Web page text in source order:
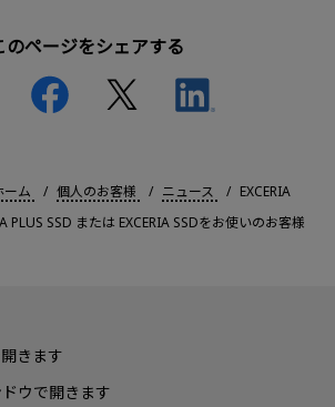
のページをシェアする
ーム 個人のお客様 ニュース
EXCERIA
PLUS SSD または EXCERIA SSDをお使いのお客様
きます
ウで開きます